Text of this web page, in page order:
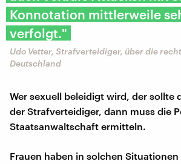
Konnotation mittlerweile
verfolgt."
Udo Vetter, Strafverteidiger, über die
Deutschland
Wer sexuell beleidigt wird, der sollte
der Strafverteidiger, dann muss die
Staatsanwaltschaft ermitteln.
Frauen haben in solchen